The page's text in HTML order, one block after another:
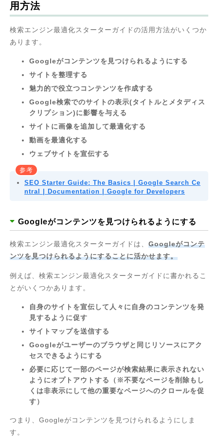
用方法
検索エンジン最適化スターターガイドの活用方法がいくつか
あります。
Googleがコンテンツを見つけられるようにする
サイトを整理する
魅力的で役立つコンテンツを作成する
Google検索でのサイトの表示(タイトルとメタディス
クリプション)に影響を与える
サイトに画像を追加して最適化する
動画を最適化する
ウェブサイトを宣伝する
参考
SEO Starter Guide: The Basics | Google Search Ce
ntral | Documentation | Google for Developers
Googleがコンテンツを見つけられるようにする
検索エンジン最適化スターターガイドは、 Googleがコンテ
ンツを見つけられるようにすることに活かせます。
例えば、検索エンジン最適化スターターガイドに書かれるこ
とがいくつかあります。
自身のサイトを宣伝して人々に自身のコンテンツを発
見するように促す
サイトマップを送信する
Googleがユーザーのブラウザと同じリソースにアク
セスできるようにする
必要に応じて一部のページが検索結果に表示されない
ようにオプトアウトする（※不要なページを削除もし
くは非表示にして他の重要なページへのクロールを促
す）
つまり、Googleがコンテンツを見つけられるようにしま
す。